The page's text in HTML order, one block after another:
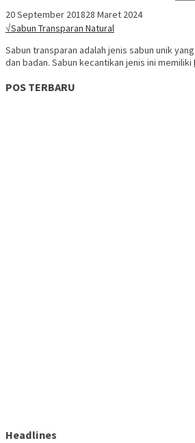
20 September 201828 Maret 2024
√Sabun Transparan Natural
Sabun transparan adalah jenis sabun unik
dan badan. Sabun kecantikan jenis ini memiliki
POS TERBARU
Headlines